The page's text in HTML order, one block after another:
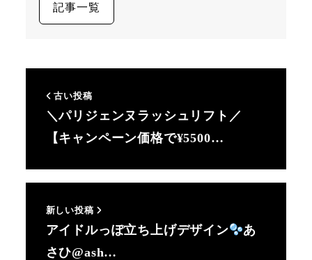
記事一覧
古い投稿
＼パリジェンヌラッシュリフト／
【キャンペーン価格で¥5500…
新しい投稿
アイドルっぽ立ち上げデザイン
あ
さひ@ash…